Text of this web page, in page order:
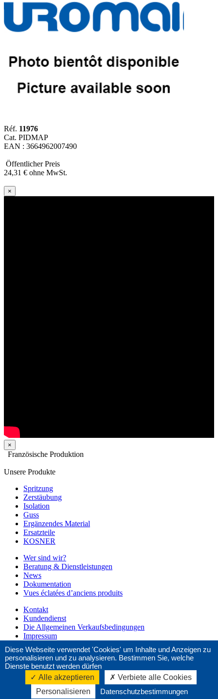
Réf. 11976
Cat. PIDMAP
EAN : 3664962007490
Öffentlicher Preis
24,31 € ohne MwSt.
×
×
Französische Produktion
Unsere Produkte
Spritzung
Zerstäubung
Isolation
Guss
Ergänzendes Material
Ersatzteile
KOSNER
Wer sind wir?
Beratung & Dienstleistungen
News
Dokumentation
Vues éclatées d’anciens produits
Kontakt
Kundendienst
Die Allgemeinen Verkaufsbedingungen
Impressum
Fragen ?
+33 (0)4 42 29 08 96
Montag bis Donnerstag: 8.00-12.00 Uhr / 13.00-16.45 Uhr
Freitag: 8.00-12.00 Uhr
© Euromair - Conception :e partenaire
Diese Webseite verwendet 'Cookies' um Inhalte und Anzeigen zu
personalisieren und zu analysieren. Bestimmen Sie, welche
Dienste benutzt werden dürfen
Alle akzeptieren
Verbiete alle Cookies
Personalisieren
Datenschutzbestimmungen